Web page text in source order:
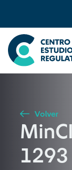
Seleccione país
Buscar
Volver
1293